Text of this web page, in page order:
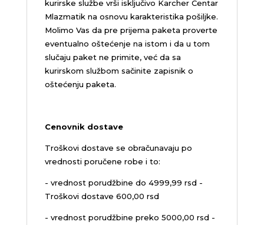
kurirske službe vrši isključivo Karcher Centar
Mlazmatik na osnovu karakteristika pošiljke.
Molimo Vas da pre prijema paketa proverte
eventualno oštećenje na istom i da u tom
slučaju paket ne primite, već da sa
kurirskom službom sačinite zapisnik o
oštećenju paketa.
Cenovnik dostave
Troškovi dostave se obračunavaju po
vrednosti poručene robe i to:
- vrednost porudžbine do 4999,99 rsd -
Troškovi dostave 600,00 rsd
- vrednost porudžbine preko 5000,00 rsd -